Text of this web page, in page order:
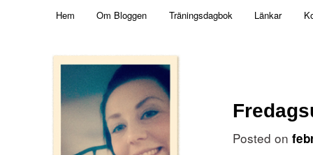
Militärmamman
Skip to primary content
Hem Om Bloggen Träningsdagbok Länkar
Posted on